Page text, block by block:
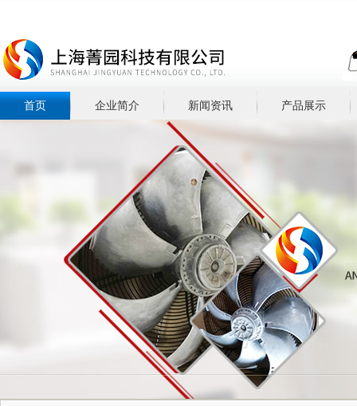
首页 企业简介 新闻资讯 产品展示